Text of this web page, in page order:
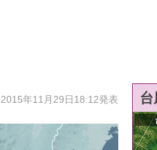
2015年11月29日18:12発表